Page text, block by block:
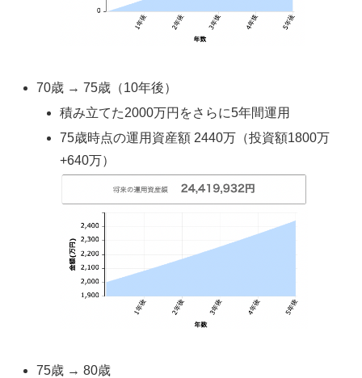
70歳 → 75歳（10年後）
積み立てた2000万円をさらに5年間運用
75歳時点の運用資産額 2440万（投資額1800万
+640万）
75歳 → 80歳